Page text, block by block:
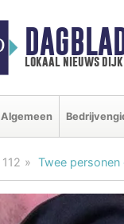
lokaal nieuws
Algemeen
112 Twee